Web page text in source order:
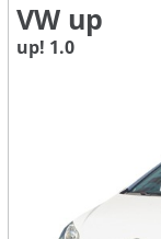
VW up
up! 1.0